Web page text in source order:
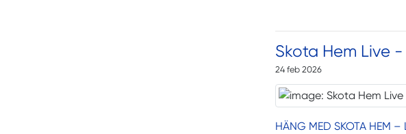
Skota Hem Live
24 feb 2026
HÄNG MED SKOTA HEM –